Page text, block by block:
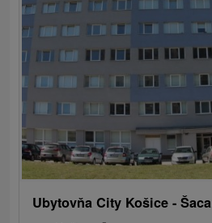
Ubytovňa City Košice - Šaca